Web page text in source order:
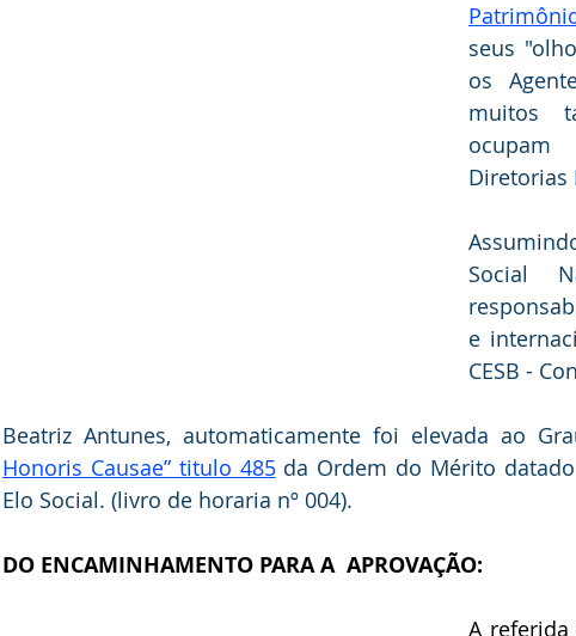
seus
os
muitos
Diretorias
Social
e
CESB -
Beatriz Antunes, automaticamente foi elevada ao
Honoris Causae” titulo 485 da Ordem do Mérito
Elo Social. (livro de horaria nº 004).
DO ENCAMINHAMENTO PARA A  APROVAÇÃO: